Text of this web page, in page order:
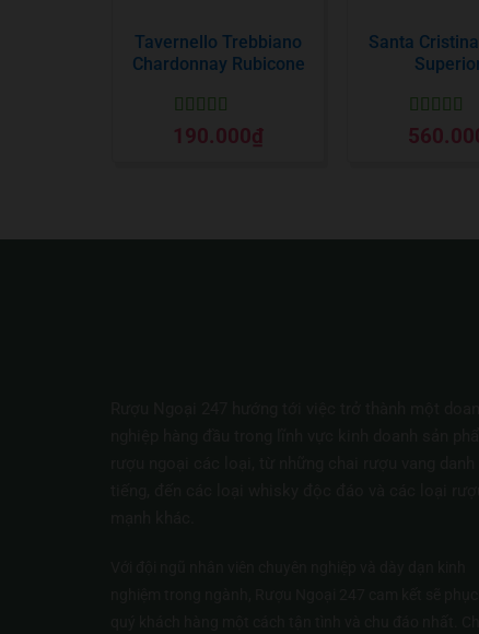
Tavernello Trebbiano
Chardonnay Rubicone
Được xếp
hạng55 sao
190.000₫
Santa
Được xếp
hạng55